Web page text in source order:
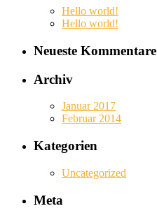
Hello world!
Hello world!
Neueste Kommentare
Archiv
Januar 2017
Februar 2014
Kategorien
Uncategorized
Meta